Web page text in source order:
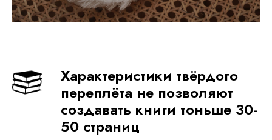
Характеристики твёрдого
переплёта не позволяют
создавать книги тоньше 30-
50 страниц